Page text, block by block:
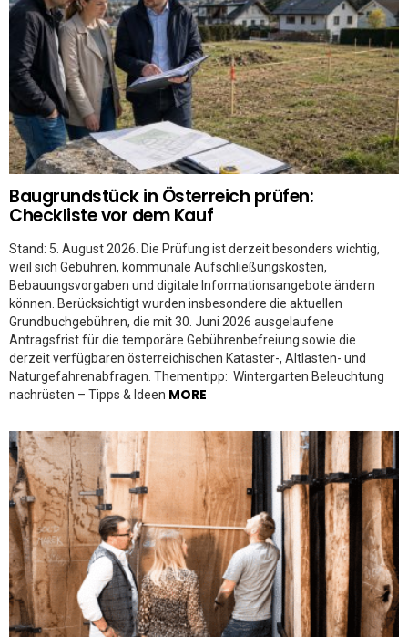
Baugrundstück in Österreich prüfen:
Checkliste vor dem Kauf
Stand: 5. August 2026. Die Prüfung ist derzeit besonders wichtig,
weil sich Gebühren, kommunale Aufschließungskosten,
Bebauungsvorgaben und digitale Informationsangebote ändern
können. Berücksichtigt wurden insbesondere die aktuellen
Grundbuchgebühren, die mit 30. Juni 2026 ausgelaufene
Antragsfrist für die temporäre Gebührenbefreiung sowie die
derzeit verfügbaren österreichischen Kataster-, Altlasten- und
Naturgefahrenabfragen. Thementipp: Wintergarten Beleuchtung
nachrüsten – Tipps & Ideen MORE